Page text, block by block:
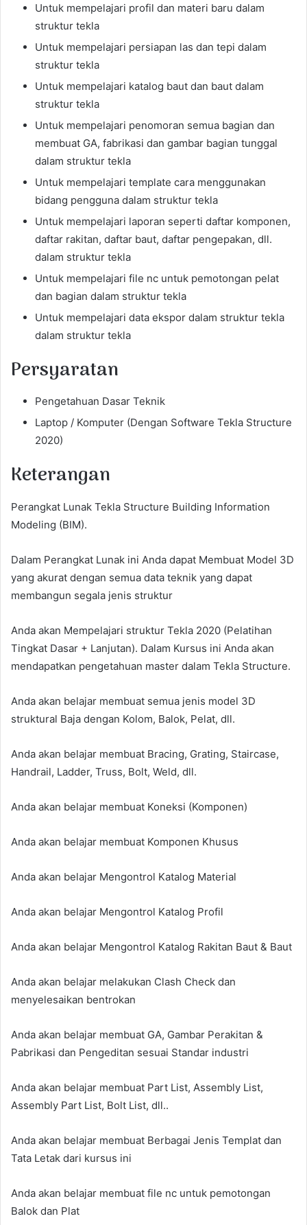
Untuk mempelajari profil dan materi baru dalam
struktur tekla
Untuk mempelajari persiapan las dan tepi dalam
struktur tekla
Untuk mempelajari katalog baut dan baut dalam
struktur tekla
Untuk mempelajari penomoran semua bagian dan
membuat GA, fabrikasi dan gambar bagian tunggal
dalam struktur tekla
Untuk mempelajari template cara menggunakan
bidang pengguna dalam struktur tekla
Untuk mempelajari laporan seperti daftar komponen,
daftar rakitan, daftar baut, daftar pengepakan, dll.
dalam struktur tekla
Untuk mempelajari file nc untuk pemotongan pelat
dan bagian dalam struktur tekla
Untuk mempelajari data ekspor dalam struktur tekla
dalam struktur tekla
Persyaratan
Pengetahuan Dasar Teknik
Laptop / Komputer (Dengan Software Tekla Structure
2020)
Keterangan
Perangkat Lunak Tekla Structure Building Information
Modeling (BIM).
Dalam Perangkat Lunak ini Anda dapat Membuat Model 3D
yang akurat dengan semua data teknik yang dapat
membangun segala jenis struktur
Anda akan Mempelajari struktur Tekla 2020 (Pelatihan
Tingkat Dasar + Lanjutan). Dalam Kursus ini Anda akan
mendapatkan pengetahuan master dalam Tekla Structure.
Anda akan belajar membuat semua jenis model 3D
struktural Baja dengan Kolom, Balok, Pelat, dll.
Anda akan belajar membuat Bracing, Grating, Staircase,
Handrail, Ladder, Truss, Bolt, Weld, dll.
Anda akan belajar membuat Koneksi (Komponen)
Anda akan belajar membuat Komponen Khusus
Anda akan belajar Mengontrol Katalog Material
Anda akan belajar Mengontrol Katalog Profil
Anda akan belajar Mengontrol Katalog Rakitan Baut & Baut
Anda akan belajar melakukan Clash Check dan
menyelesaikan bentrokan
Anda akan belajar membuat GA, Gambar Perakitan &
Pabrikasi dan Pengeditan sesuai Standar industri
Anda akan belajar membuat Part List, Assembly List,
Assembly Part List, Bolt List, dll..
Anda akan belajar membuat Berbagai Jenis Templat dan
Tata Letak dari kursus ini
Anda akan belajar membuat file nc untuk pemotongan
Balok dan Plat